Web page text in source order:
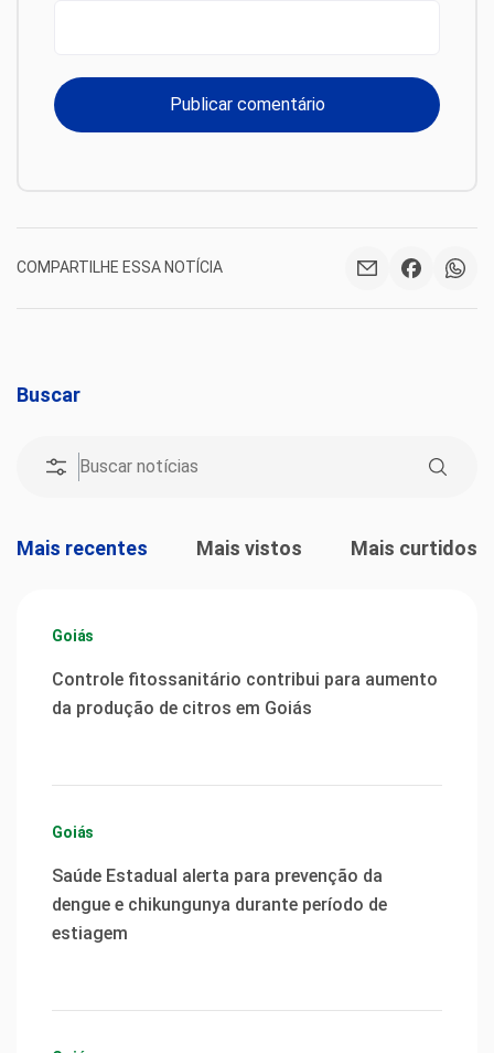
COMPARTILHE ESSA NOTÍCIA
Buscar
Mais recentes Mais vistos Mais curtidos
Goiás
Controle fitossanitário contribui para aumento
da produção de citros em Goiás
Goiás
Saúde Estadual alerta para prevenção da
dengue e chikungunya durante período de
estiagem